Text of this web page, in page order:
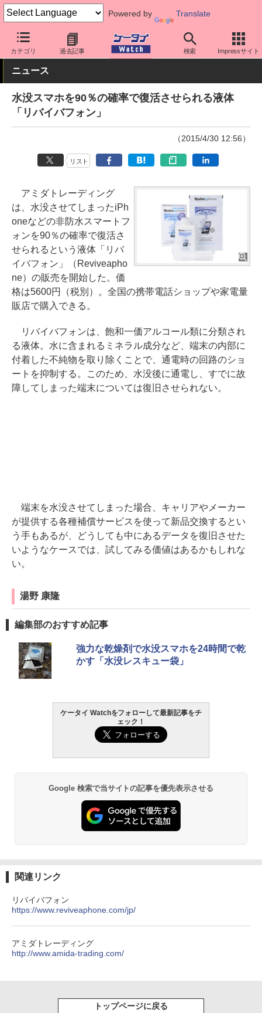
Powered by Translate
カテゴリ 過去記事 検索 Impressサイト
ケータイ Watch 周辺機器/アクセサリー その他
ニュース
水没スマホを90％の確率で復活させられる液体
「リバイバフォン」
（2015/4/30 12:56）
リスト
アミダトレーディング
は、水没させてしまったiPh
oneなどの非防水スマートフ
ォンを90％の確率で復活さ
せられるという液体「リバ
イバフォン」（Reviveapho
ne）の販売を開始した。価
格は5600円（税別）。全国の携帯電話ショップや家電量
販店で購入できる。
リバイバフォンは、飽和一価アルコール類に分類され
る液体。水に含まれるミネラル成分など、端末の内部に
付着した不純物を取り除くことで、通電時の回路のショ
ートを抑制する。このため、水没後に通電し、すでに故
障してしまった端末については復旧させられない。
端末を水没させてしまった場合、キャリアやメーカー
が提供する各種補償サービスを使って新品交換するとい
う手もあるが、どうしても中にあるデータを復旧させた
いようなケースでは、試してみる価値はあるかもしれな
い。
湯野 康隆
編集部のおすすめ記事
強力な乾燥剤で水没スマホを24時間で乾
かす「水没レスキュー袋」
ケータイ Watchをフォローして最新記事をチ
ェック！
Google 検索で当サイトの記事を優先表示させる
関連リンク
リバイバフォン
https://www.reviveaphone.com/jp/
アミダトレーディング
http://www.amida-trading.com/
トップページに戻る